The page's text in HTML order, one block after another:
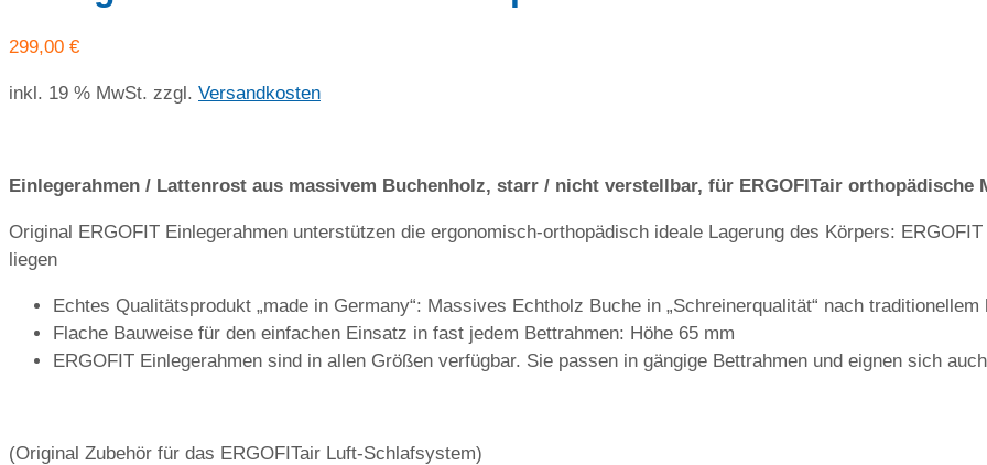
299,00 €
inkl. 19 % MwSt. zzgl. Versandkosten
Einlegerahmen / Lattenrost aus massivem Buchenholz, starr / nicht verstellbar, für ERGOFITair orthopädische
Original ERGOFIT Einlegerahmen unterstützen die ergonomisch-orthopädisch ideale Lagerung des Körpers:
liegen
Echtes Qualitätsprodukt „made in Germany“: Massives Echtholz Buche in „Schreinerqualität“ nach
Flache Bauweise für den einfachen Einsatz in fast jedem Bettrahmen: Höhe 65 mm
ERGOFIT Einlegerahmen sind in allen Größen verfügbar. Sie passen in gängige Bettrahmen und eignen sich
(Original Zubehör für das ERGOFITair Luft-Schlafsystem)